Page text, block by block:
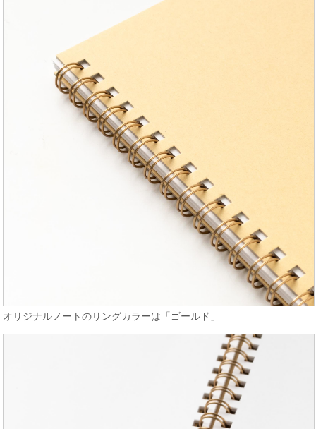
オリジナルノートのリングカラーは「ゴールド」